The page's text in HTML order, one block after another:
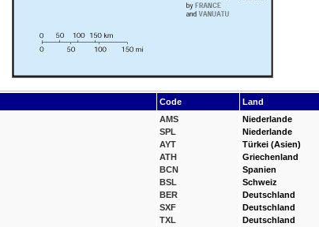
Code
Land
AMS
SPL
AYT
ATH
BCN
BSL
BER
SXF
TXL
Niederlande
Niederlande
Türkei (Asien)
Griechenland
Spanien
Schweiz
Deutschland
Deutschland
Deutschland